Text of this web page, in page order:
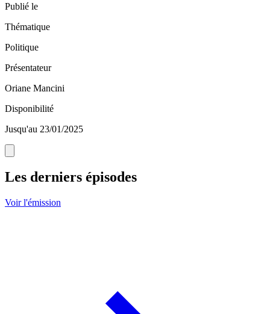
Publié le
Thématique
Politique
Présentateur
Oriane Mancini
Disponibilité
Jusqu'au 23/01/2025
Les derniers épisodes
Voir l'émission